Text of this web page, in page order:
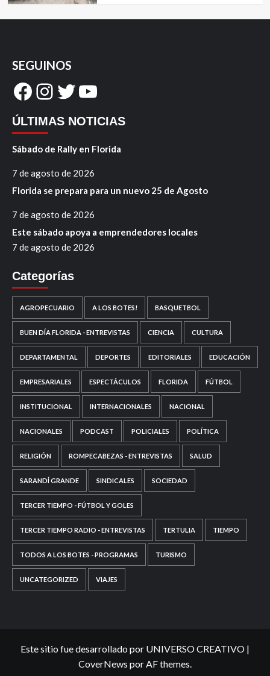
SEGUINOS
Facebook
Instagram
Twitter
YouTube
ÚLTIMAS NOTICIAS
Sábado de Rally en Florida
7 de agosto de 2026
Florida se prepara para un nuevo 25 de Agosto
7 de agosto de 2026
Este sábado apoya a emprendedores locales
7 de agosto de 2026
Categorías
AGROPECUARIO A LOS BOTES! BASQUETBOL
BUEN DÍA FLORIDA - ENTREVISTAS CIENCIA CULTURA
DEPARTAMENTAL DEPORTES EDITORIALES EDUCACIÓN
EMPRESARIALES ESPECTÁCULOS FLORIDA FÚTBOL
INSTITUCIONAL INTERNACIONALES NACIONAL
NACIONALES PODCAST POLICIALES POLÍTICA
RELIGIÓN ROMPECABEZAS - ENTREVISTAS SALUD
SARANDÍ GRANDE SINDICALES SOCIEDAD
TERCER TIEMPO - FÚTBOL Y GOLES
TERCER TIEMPO RADIO - ENTREVISTAS TERTULIA TIEMPO
TODOS A LOS BOTES - PROGRAMAS TURISMO
UNCATEGORIZED VIAJES
Este sitio fue desarrollado por UNIVERSO CREATIVO |
CoverNews por AF themes.